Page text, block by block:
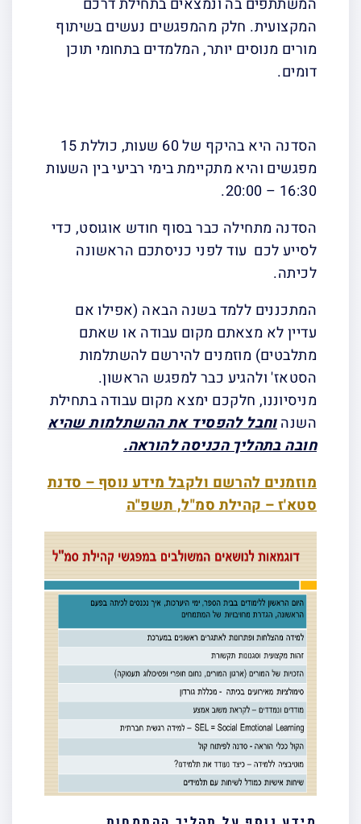
המקצועית. חלק מהמפגשים נעשים בשיתוף
מורים מנוסים יותר, המלמדים בתחומי תוכן
דומים.
הסדנה היא בהיקף של 60 שעות, כוללת 15
מפגשים והיא מתקיימת בימי רביעי בין השעות
16:30 – 20:00.
הסדנה מתחילה כבר בסוף חודש אוגוסט, כדי
לסייע לכם עוד לפני כניסתכם הראשונה
לכיתה.
המתכננים ללמד בשנה הבאה (אפילו אם
עדיין לא מצאתם מקום עבודה או שאתם
מתלבטים) מוזמנים להירשם להשתלמות
הסטאז' ולהגיע כבר למפגש הראשון.
מניסיוננו, חלקכם ימצא מקום עבודה בתחילת
השנהוחבל להפסיד את ההשתלמות שהיא
חובה בתהליך הכניסה להוראה.
מוזמנים להרשם ולקבל מידע נוסף – סדנת
סטא'ז – קהילת סמ"ל, תשפ"ה